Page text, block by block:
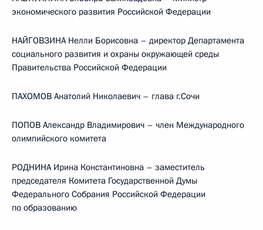
экономического развития Российской Федерации
НАЙГОВЗИНА Нелли Борисовна – директор Департамента
социального развития и охраны окружающей среды
Правительства Российской Федерации
ПАХОМОВ Анатолий Николаевич – глава г.Сочи
ПОПОВ Александр Владимирович – член Международного
олимпийского комитета
РОДНИНА Ирина Константиновна – заместитель
председателя Комитета Государственной Думы
Федерального Собрания Российской Федерации
по образованию